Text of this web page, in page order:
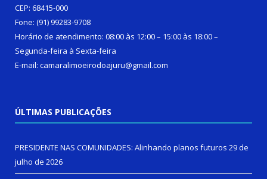
CEP: 68415-000
Fone: (91) 99283-9708
Horário de atendimento: 08:00 às 12:00 – 15:00 às 18:00 –
Segunda-feira à Sexta-feira
E-mail: camaralimoeirodoajuru@gmail.com
ÚLTIMAS PUBLICAÇÕES
PRESIDENTE NAS COMUNIDADES: Alinhando planos futuros 29 de
julho de 2026